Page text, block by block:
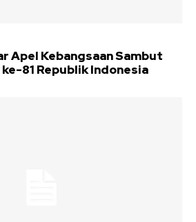
Apel Kebangsaan Sambut
81 Republik Indonesia